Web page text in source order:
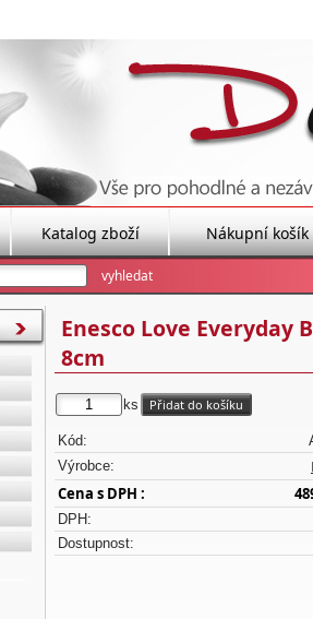
Katalog zboží Nákupní košík
Enesco Love Everyday
8cm
ks
Kód:
Výrobce:
Cena s DPH :
DPH:
Dostupnost: